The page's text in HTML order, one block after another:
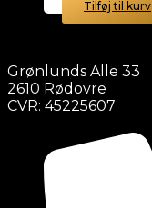
Tilføj til kurv
Grønlunds Alle 33
2610 Rødovre
CVR: 45225607